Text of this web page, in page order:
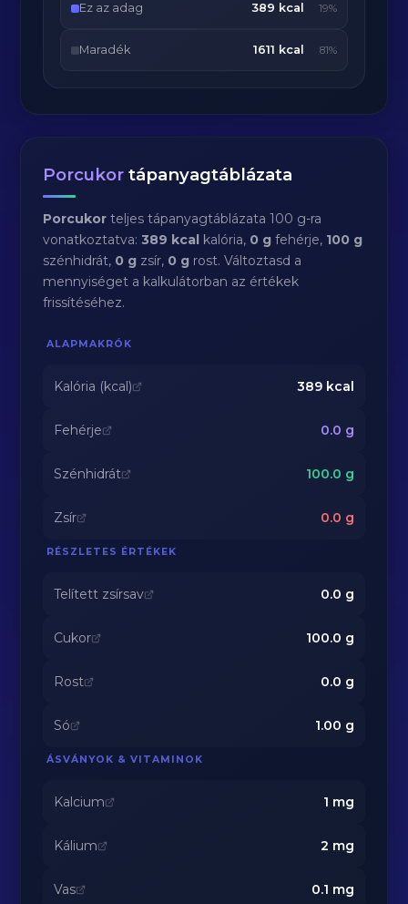
Ez az adag 389 kcal 19%
Maradék 1611 kcal 81%
Porcukor tápanyagtáblázata
Porcukor teljes tápanyagtáblázata 100 g-ra
vonatkoztatva:389 kcal kalória, 0 g fehérje, 100 g
szénhidrát, 0 g zsír, 0 g rost. Változtasd a
mennyiséget a kalkulátorban az értékek
frissítéséhez.
ALAPMAKRÓK
Kalória (kcal) 389kcal
Fehérje 0.0 g
Szénhidrát 100.0 g
Zsír 0.0 g
RÉSZLETES ÉRTÉKEK
Telített zsírsav 0.0 g
Cukor 100.0 g
Rost 0.0 g
Só 1.00 g
ÁSVÁNYOK & VITAMINOK
Kalcium 1 mg
Kálium 2 mg
Vas 0.1 mg